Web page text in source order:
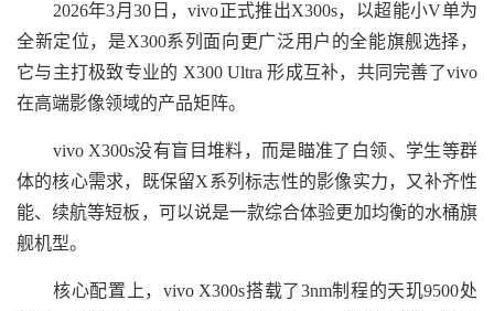
2026年3月30日，vivo正式推出X300s，以超能小V单为
全新定位，是X300系列面向更广泛用户的全能旗舰选择，
它与主打极致专业的 X300 Ultra 形成互补，共同完善了vivo
在高端影像领域的产品矩阵。
vivo X300s没有盲目堆料，而是瞄准了白领、学生等群
体的核心需求，既保留X系列标志性的影像实力，又补齐性
能、续航等短板，可以说是一款综合体验更加均衡的水桶旗
舰机型。
核心配置上，vivo X300s搭载了3nm制程的天玑9500处